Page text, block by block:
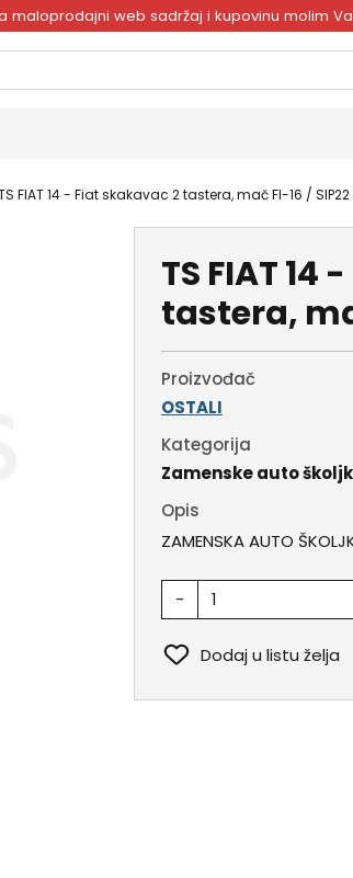
maloprodajni web sadržaj i kupovinu molim
FIAT 14 - Fiat skakavac 2 tastera, mač FI-16 / SIP22
TS FIAT
tastera,
Proizvođač
OSTALI
Kategorija
Zamenske auto
Opis
ZAMENSKA AUTO
-
Dodaj u listu želja